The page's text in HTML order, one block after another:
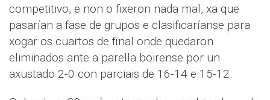
competitivo, e non o fixeron nada mal, xa que
pasarían a fase de grupos e clasificaríanse para
xogar os cuartos de final onde quedaron
eliminados ante a parella boirense por un
axustado 2-0 con parciais de 16-14 e 15-12.